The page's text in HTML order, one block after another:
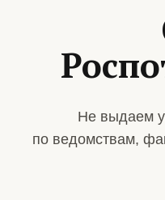
Не выдаем
по ведомствам,